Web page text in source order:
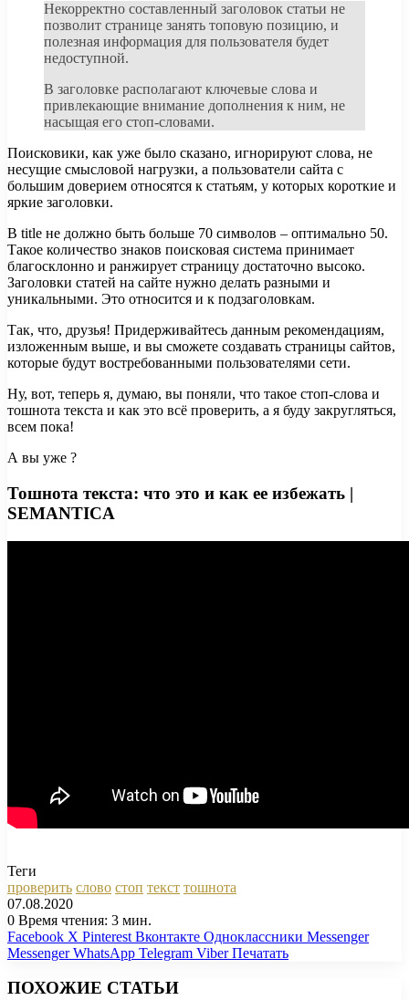
Некорректно составленный заголовок статьи не
позволит странице занять топовую позицию, и
полезная информация для пользователя будет
недоступной.
В заголовке располагают ключевые слова и
привлекающие внимание дополнения к ним, не
насыщая его стоп-словами.
Поисковики, как уже было сказано, игнорируют слова, не
несущие смысловой нагрузки, а пользователи сайта с
большим доверием относятся к статьям, у которых короткие и
яркие заголовки.
В title не должно быть больше 70 символов – оптимально 50.
Такое количество знаков поисковая система принимает
благосклонно и ранжирует страницу достаточно высоко.
Заголовки статей на сайте нужно делать разными и
уникальными. Это относится и к подзаголовкам.
Так, что, друзья! Придерживайтесь данным рекомендациям,
изложенным выше, и вы сможете создавать страницы сайтов,
которые будут востребованными пользователями сети.
Ну, вот, теперь я, думаю, вы поняли, что такое стоп-слова и
тошнота текста и как это всё проверить, а я буду закругляться,
всем пока!
А вы уже ?
Тошнота текста: что это и как ее избежать |
SEMANTICA
Теги
проверить слово стоп текст тошнота
07.08.2020
0 Время чтения: 3 мин.
Facebook X Pinterest Вконтакте Одноклассники Messenger
Messenger WhatsApp Telegram Viber Печатать
ПОХОЖИЕ СТАТЬИ